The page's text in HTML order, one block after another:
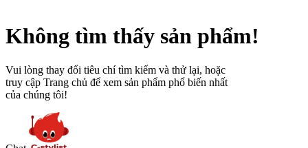
Không tìm thấy sản phẩm!
Vui lòng thay đổi tiêu chí tìm kiếm và thử lại, hoặc
truy cập Trang chủ để xem sản phẩm phổ biến nhất
của chúng tôi!